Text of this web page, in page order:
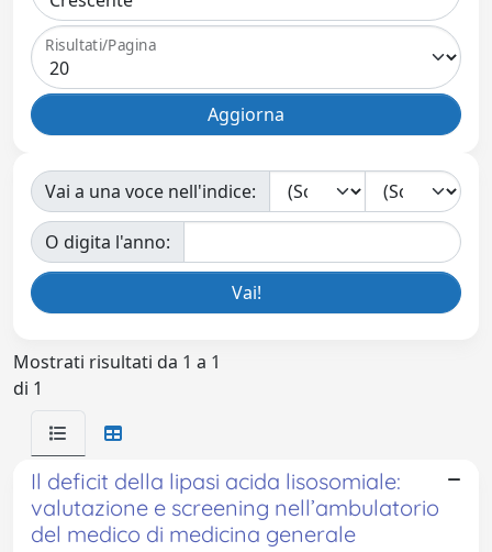
Risultati/Pagina
Vai a una voce nell'indice:
O digita l'anno:
Mostrati risultati da 1 a 1
di 1
Il deficit della lipasi acida lisosomiale:
valutazione e screening nell’ambulatorio
del medico di medicina generale